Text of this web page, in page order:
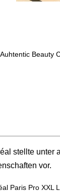
Beauty
stellte
vor.
Paris Pro XXL